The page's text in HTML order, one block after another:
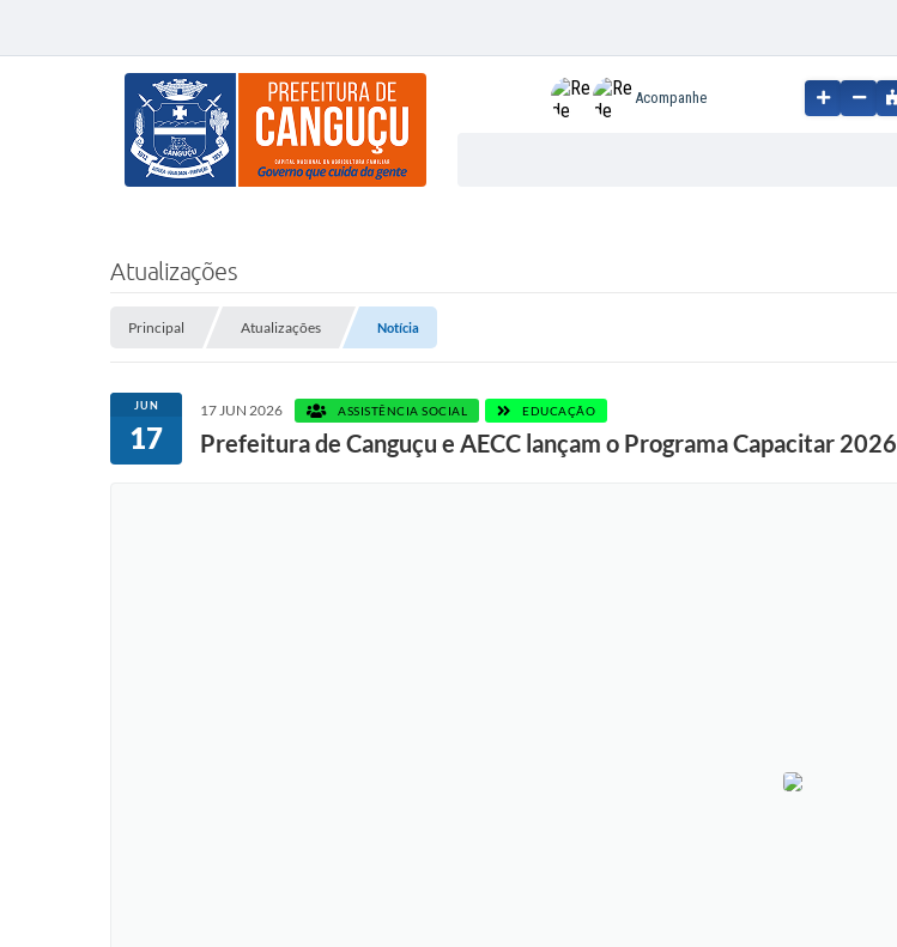
Acompanhe
Atualizações
Principal Atualizações Notícia
JUN
17
17 JUN 2026 ASSISTÊNCIA SOCIAL EDUCAÇÃO
Prefeitura de Canguçu e AECC lançam o Programa Capacitar 2026